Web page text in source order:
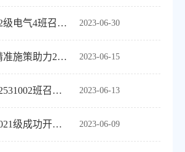
2023-06-30
机电工程学院22级电气4班召开“假期安全教育”主题班会
2023-06-15
机电工程学院精准施策助力22级期末答疑，学子赞誉如潮
2023-06-13
机电工程学院22531002班召开“防电信诈骗”主题班会
2023-06-09
机电工程学院2021级成功开展诚信考试动员会